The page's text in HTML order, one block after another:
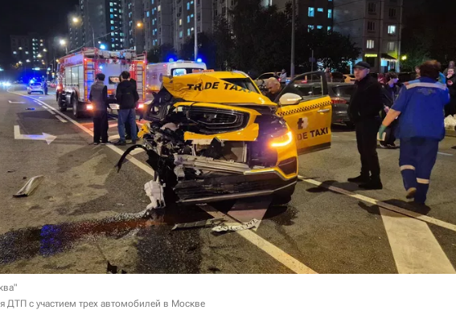
ДТП с участием трех автомобилей в Москве